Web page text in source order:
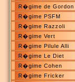
R�gime de Gordon
R�gime PSFM
R�gime Razzoli
R�gime Vert
R�gime Pilule Alli
R�gime Le Diet
R�gime Cohen
R�gime Fricker